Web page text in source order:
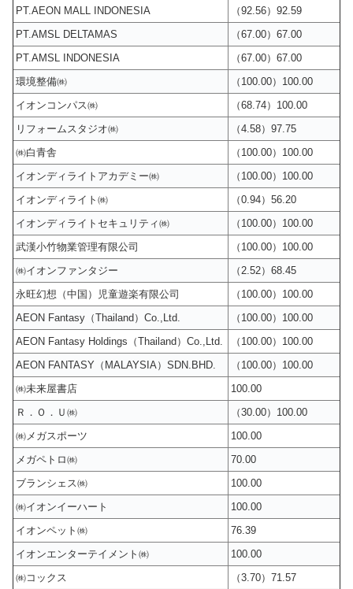
PT.AEON MALL INDONESIA
（92.56）92.59
PT.AMSL DELTAMAS
（67.00）67.00
PT.AMSL INDONESIA
（67.00）67.00
環境整備㈱
（100.00）100.00
イオンコンパス㈱
（68.74）100.00
リフォームスタジオ㈱
（4.58）97.75
㈱白青舎
（100.00）100.00
イオンディライトアカデミー㈱
（100.00）100.00
イオンディライト㈱
（0.94）56.20
イオンディライトセキュリティ㈱
（100.00）100.00
武漢小竹物業管理有限公司
（100.00）100.00
㈱イオンファンタジー
（2.52）68.45
永旺幻想（中国）児童遊楽有限公司
（100.00）100.00
AEON Fantasy（Thailand）Co.,Ltd.
（100.00）100.00
AEON Fantasy Holdings（Thailand）Co.,Ltd.
（100.00）100.00
AEON FANTASY（MALAYSIA）SDN.BHD.
（100.00）100.00
㈱未来屋書店
100.00
Ｒ．Ｏ．Ｕ㈱
（30.00）100.00
㈱メガスポーツ
100.00
メガペトロ㈱
70.00
ブランシェス㈱
100.00
㈱イオンイーハート
100.00
イオンペット㈱
76.39
イオンエンターテイメント㈱
100.00
㈱コックス
（3.70）71.57